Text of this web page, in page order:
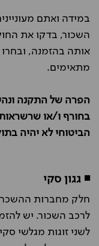
במידה ואתם
השכור, בדקו את
אותה בהזמנה,
מתאימים.
הפרה של התקנה
בחורף ו/או
הביטוחי לא יהיה
◾ גגון סקי
חלק מחברות
לרכב השכור. יש
לשני זוגות מגלשי